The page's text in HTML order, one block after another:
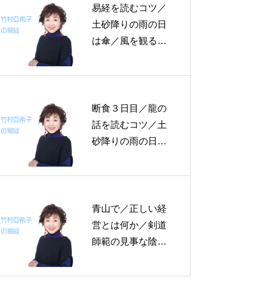
１１日の易経一日
一言
易経を読むコツ／
土砂降りの雨の日
は傘／風を観る～
月１７日の易経一
断食３日目／龍の
話を読むコツ／土
砂降りの雨の日は
敗のもと～帝王学
経一日一言
青山で／正しい経
営とは何か／剣道
師範の見事な陰の
王学の書～1月25